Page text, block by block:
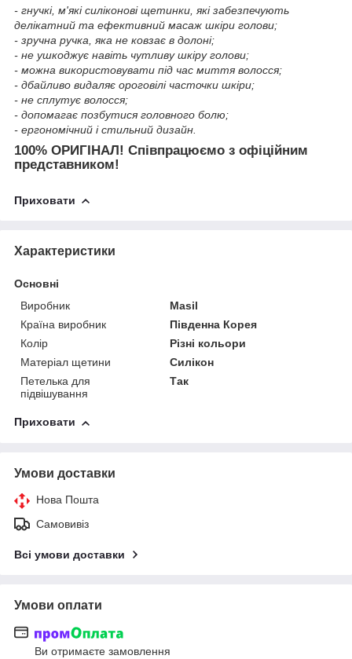
- гнучкі, м'які силіконові щетинки, які забезпечують
делікатний та ефективний масаж шкіри голови;
- зручна ручка, яка не ковзає в долоні;
- не ушкоджує навіть чутливу шкіру голови;
- можна використовувати під час миття волосся;
- дбайливо видаляє ороговілі часточки шкіри;
- не сплутує волосся;
- допомагає позбутися головного болю;
- ергономічний і стильний дизайн.
100% ОРИГІНАЛ! Співпрацюємо з офіційним
представником!
Приховати
Характеристики
Основні
Виробник
Masil
Країна виробник
Південна Корея
Колір
Різні кольори
Матеріал щетини
Силікон
Петелька для
підвішування
Так
Приховати
Умови доставки
Нова Пошта
Самовивіз
Всі умови доставки
Умови оплати
Ви отримаєте замовлення